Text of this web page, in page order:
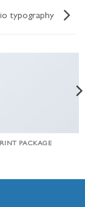
typography
PACKAGE